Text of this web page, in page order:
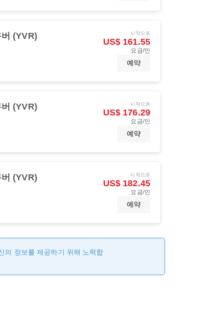
버 (YVR) 시작으로
US$ 161.55
요금/인
예약
버 (YVR) 시작으로
US$ 176.29
요금/인
예약
버 (YVR) 시작으로
US$ 182.45
요금/인
예약
의 정보를 제공하기 위해 노력합